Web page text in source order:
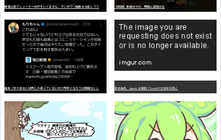
【朗報】美樹さやか、愛国に目覚める
識者「我々日本人は円しか使っていないので円安になろうが問題ない」 日本生命、OpenAIを提訴「ChatGPTが非弁行為」